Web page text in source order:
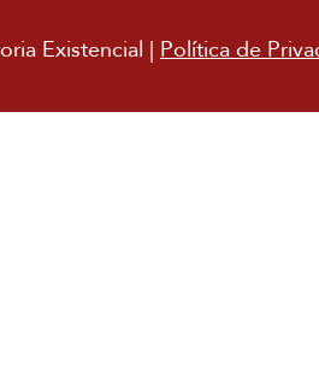
Existencial | Política de